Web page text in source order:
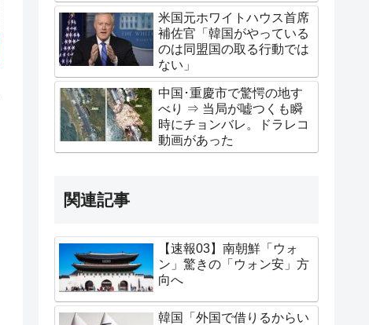
米国元ホワイトハウス首席
補佐官「韓国がやっている
のは同盟国の取る行動では
ない」
中国･重慶市で驚愕の地す
べり ⇒ 当局が嘘つくも瞬
時にチョンバレ。ドラレコ
動画があった
関連記事
【速報03】南朝鮮「ウォ
ン」驚きの「ウォン安」方
向へ
韓国「外国で借りるからい